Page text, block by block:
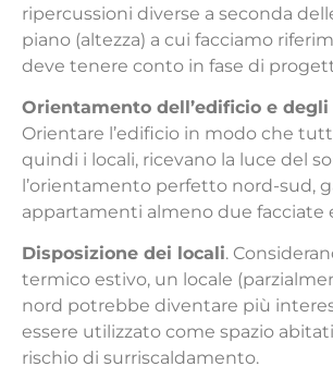
ripercussioni diverse a seconda
piano (altezza) a cui facciamo
deve tenere conto in fase di
Orientamento dell’edificio e
Orientare l’edificio in modo che
quindi i locali, ricevano la luce del
l’orientamento perfetto nord-sud,
appartamenti almeno due facciate
Disposizione dei locali.
termico estivo, un locale
nord potrebbe diventare più
essere utilizzato come spazio
rischio di surriscaldamento.